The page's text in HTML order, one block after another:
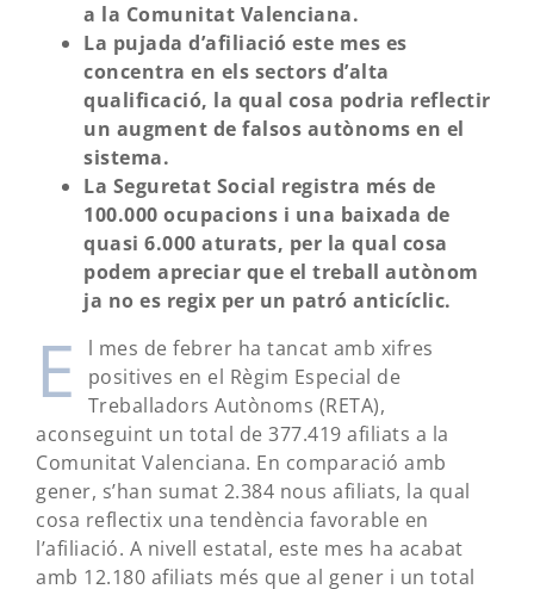
a la Comunitat Valenciana.
La pujada d’afiliació este mes es
concentra en els sectors d’alta
qualificació, la qual cosa podria reflectir
un augment de falsos autònoms en el
sistema.
La Seguretat Social registra més de
100.000 ocupacions i una baixada de
quasi 6.000 aturats, per la qual cosa
podem apreciar que el treball autònom
ja no es regix per un patró anticíclic.
E
l mes de febrer ha tancat amb xifres
positives en el Règim Especial de
Treballadors Autònoms (RETA),
aconseguint un total de 377.419 afiliats a la
Comunitat Valenciana. En comparació amb
gener, s’han sumat 2.384 nous afiliats, la qual
cosa reflectix una tendència favorable en
l’afiliació. A nivell estatal, este mes ha acabat
amb 12.180 afiliats més que al gener i un total